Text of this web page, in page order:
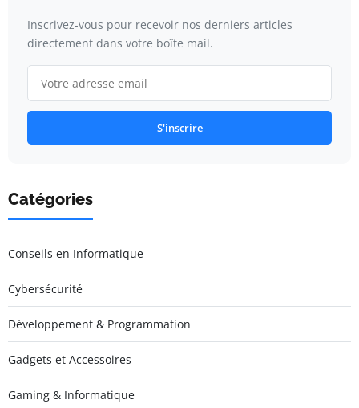
Inscrivez-vous pour recevoir nos derniers articles
directement dans votre boîte mail.
S'inscrire
Catégories
Conseils en Informatique
Cybersécurité
Développement & Programmation
Gadgets et Accessoires
Gaming & Informatique